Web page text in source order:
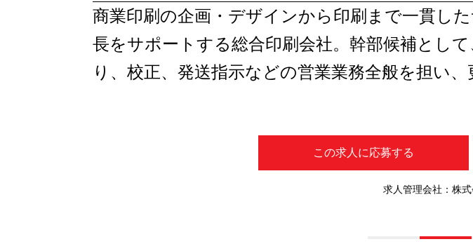
商業印刷の企画・デザインから印刷まで一貫し
長をサポートする総合印刷会社。幹部候補とし
り、校正、発送指示などの営業業務全般を担い
この求人に応募する
求人管理会社：株